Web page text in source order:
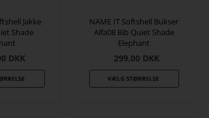
Jakke
Shade
DKK
NAME IT Softshell Bukser
Alfa08 Bib Quiet Shade
Elephant
299,00 DKK